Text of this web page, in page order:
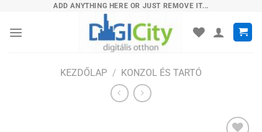
content
ADD ANYTHING HERE OR JUST REMOVE IT...
KEZDŐLAP / KONZOL ÉS TARTÓ